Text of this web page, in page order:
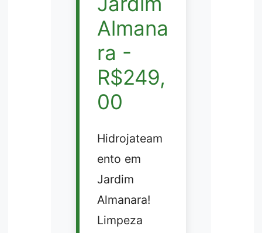
Almana
ra -
R$249,
00
Hidrojateam
ento em
Jardim
Almanara!
Limpeza